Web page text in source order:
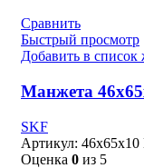
Сравнить
Быстрый просмотр
Добавить в список
Манжета
SKF
Артикул:
Оценка 0 из 5